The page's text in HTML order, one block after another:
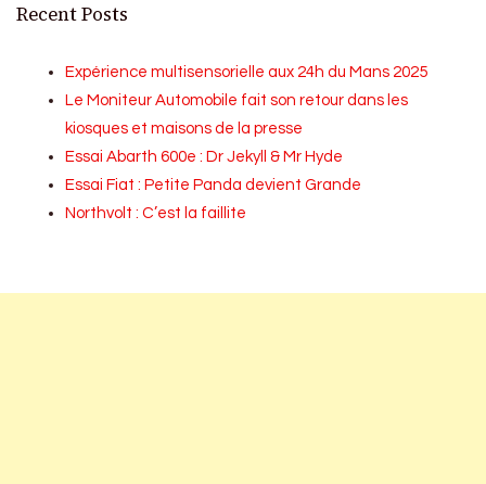
Recent Posts
Expérience multisensorielle aux 24h du Mans 2025
Le Moniteur Automobile fait son retour dans les
kiosques et maisons de la presse
Essai Abarth 600e : Dr Jekyll & Mr Hyde
Essai Fiat : Petite Panda devient Grande
Northvolt : C’est la faillite